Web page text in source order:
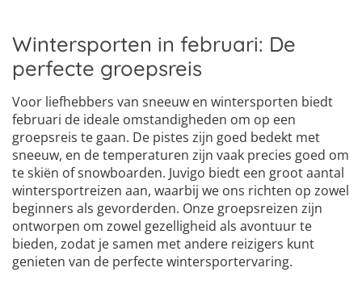
Wintersporten in februari: De
perfecte groepsreis
Voor liefhebbers van sneeuw en wintersporten biedt
februari de ideale omstandigheden om op een
groepsreis te gaan. De pistes zijn goed bedekt met
sneeuw, en de temperaturen zijn vaak precies goed om
te skiën of snowboarden. Juvigo biedt een groot aantal
wintersportreizen aan, waarbij we ons richten op zowel
beginners als gevorderden. Onze groepsreizen zijn
ontworpen om zowel gezelligheid als avontuur te
bieden, zodat je samen met andere reizigers kunt
genieten van de perfecte wintersportervaring.